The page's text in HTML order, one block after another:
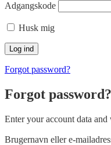
Adgangskode
Husk mig
Forgot password?
Forgot password?
Enter your account data
Brugernavn eller e-